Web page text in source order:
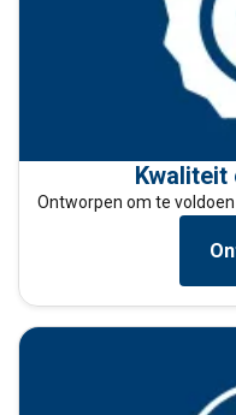
Kwaliteit
Ontworpen om te